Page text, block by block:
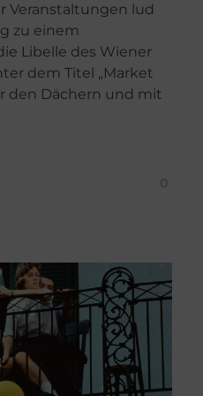
Veranstaltungen lud
zu einem
Libelle des Wiener
dem Titel „Market
den Dächern und mit
0